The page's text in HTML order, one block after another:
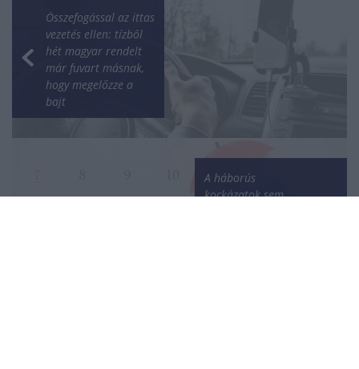
Összefogással az ittas
vezetés ellen: tízből
hét magyar rendelt
már fuvart másnak,
hogy megelőzze a
bajt
A háborús
kockázatok sem